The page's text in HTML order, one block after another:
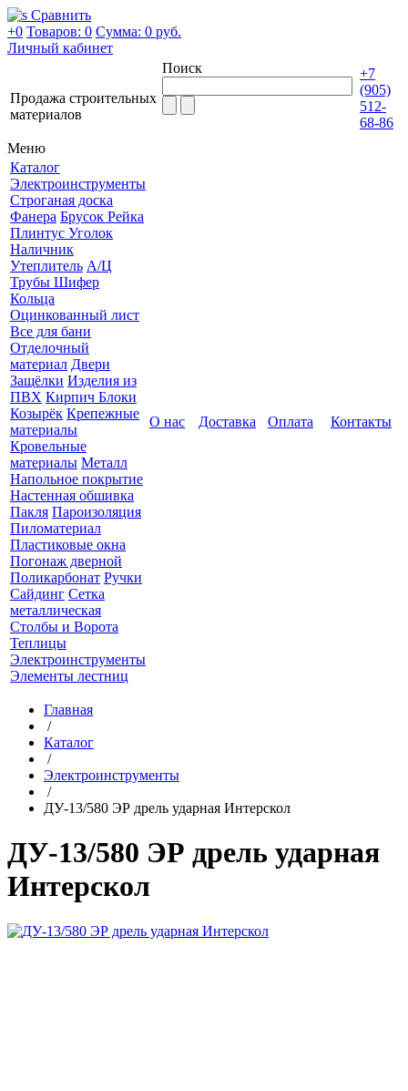
Сравнить
+0 Товаров: 0 Сумма: 0 руб.
Личный кабинет
Продажа строительных
материалов
Поиск
+7
(905)
512-
68-86
Меню
Каталог
Электроинструменты
Строганая доска
Фанера Брусок Рейка
Плинтус Уголок
Наличник
Утеплитель А/Ц
Трубы Шифер
Кольца
Оцинкованный лист
Все для бани
Отделочный
материал Двери
Защёлки Изделия из
ПВХ Кирпич Блоки
Козырёк Крепежные
материалы
Кровельные
материалы Металл
Напольное покрытие
Настенная обшивка
Пакля Пароизоляция
Пиломатериал
Пластиковые окна
Погонаж дверной
Поликарбонат Ручки
Сайдинг Сетка
металлическая
Столбы и Ворота
Теплицы
Электроинструменты
Элементы лестниц
О нас Доставка Оплата Контакты
Главная
/
Каталог
/
Электроинструменты
/
ДУ-13/580 ЭР дрель ударная Интерскол
ДУ-13/580 ЭР дрель ударная
Интерскол